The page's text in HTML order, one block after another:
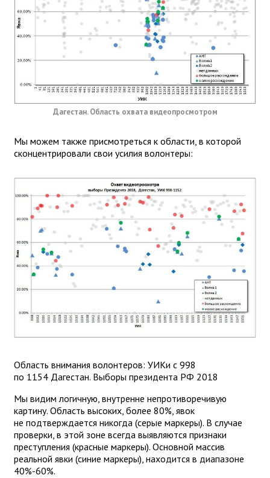
Дагестан. Область охвата видеопросмотром
Мы можем также присмотреться к области, в которой
сконцентрировали свои усилия волонтеры:
Область внимания волонтеров: УИКи с 998
по 1154 Дагестан. Выборы президента РФ 2018
Мы видим логичную, внутренне непротиворечивую
картину. Область высоких, более 80%, явок
не подтверждается никогда (серые маркеры). В случае
проверки, в этой зоне всегда выявляются признаки
преступления (красные маркеры). Основной массив
реальной явки (синие маркеры), находится в диапазоне
40%-60%.